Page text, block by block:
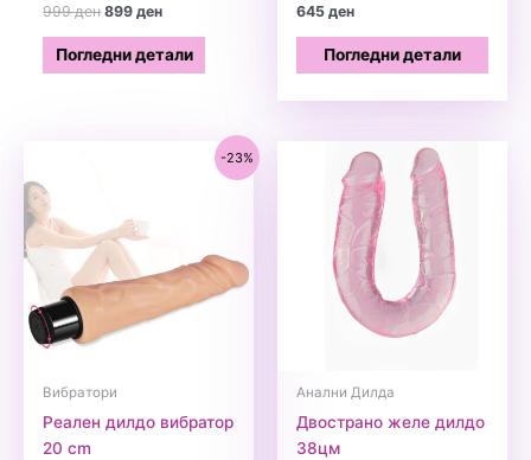
999денOriginal
was:
999 ден.
899денCurrent
is:
Погледни детали
645ден
Погледни детали
-23%
Вибратори
Реален дилдо вибратор
20 cm
Анални Дилда
Двострано желе дилдо
38цм